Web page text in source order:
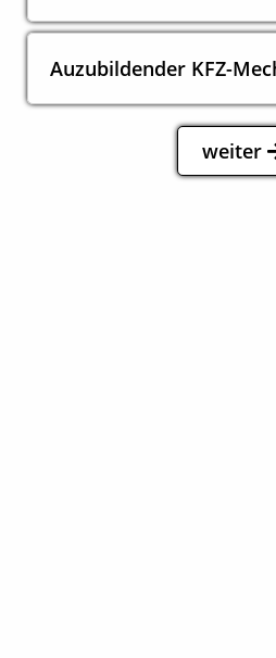
Auzubildender KFZ-
weiter